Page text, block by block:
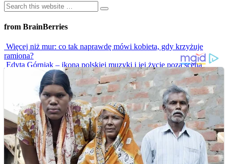
from BrainBerries
Więcej niż mur: co tak naprawdę mówi kobieta, gdy krzyżuje
ramiona?
Edyta Górniak – ikona polskiej muzyki i jej życie poza sceną
Atramentem Pisane: Fascynująca Historia Tatuażu I Jego
Kulturowe Oblicza
Najgorętsze Telewizyjne Sceny Taneczne, Które Rozpaliły Ekrany
Do Czerwoności!
Parkiet w Ogniu! 8 weselnych hitów, które musisz zobaczyć
Advertisements